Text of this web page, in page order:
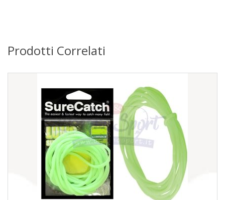
Prodotti Correlati